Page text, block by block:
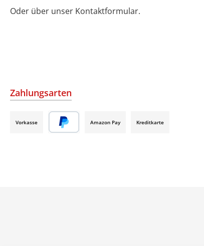
Oder über unser Kontaktformular.
Zahlungsarten
Vorkasse Amazon Pay Kreditkarte